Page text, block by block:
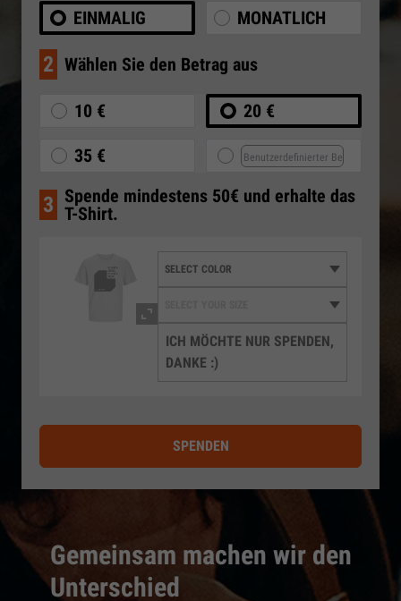
Gemeinsam machen wir den
Unterschied
EINMALIG MONATLICH
2 Wählen Sie den Betrag aus
10 € 20 €
35 €
3 Spende mindestens 50€ und erhalte das
T-Shirt.
ICH MÖCHTE NUR SPENDEN,
DANKE :)
SPENDEN